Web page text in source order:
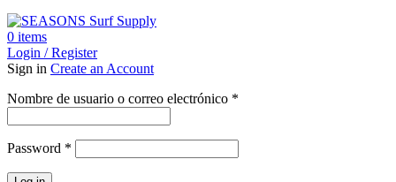
0 items
Login / Register
Sign in Create an Account
Nombre de usuario o correo electrónico *
Password *